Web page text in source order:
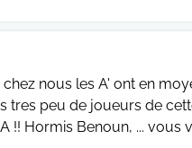
nous les A' ont en
tres peu de joueurs de
Hormis Benoun, ... vous